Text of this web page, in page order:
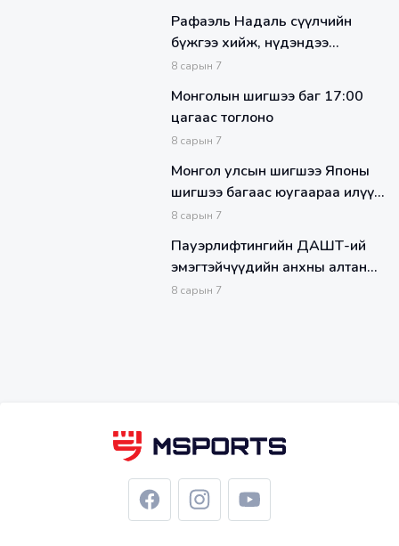
Рафаэль Надаль сүүлчийн
бүжгээ хийж, нүдэндээ
нулимстай эх спортоосоо зодог
8 сарын 7
Монголын шигшээ баг 17:00
цагаас тоглоно
8 сарын 7
Монгол улсын шигшээ Японы
шигшээ багаас юугаараа илүү
вэ?
8 сарын 7
Пауэрлифтингийн ДАШТ-ий
эмэгтэйчүүдийн анхны алтан
медалийг С.Мөнхзул эх орондоо
8 сарын 7